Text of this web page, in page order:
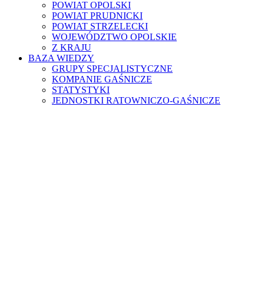
POWIAT OPOLSKI
POWIAT PRUDNICKI
POWIAT STRZELECKI
WOJEWÓDZTWO OPOLSKIE
Z KRAJU
BAZA WIEDZY
GRUPY SPECJALISTYCZNE
KOMPANIE GAŚNICZE
STATYSTYKI
JEDNOSTKI RATOWNICZO-GAŚNICZE